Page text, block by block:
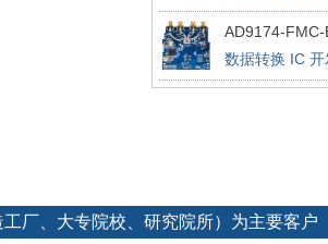
ADC w/
AD9174-FMC-
数据转换 IC
the AD9174
厂、大专院校、研究院所）为主要客户